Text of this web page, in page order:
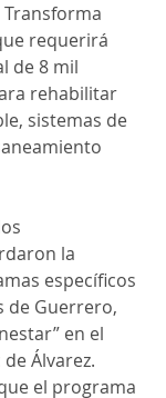
Transforma
requerirá
de 8 mil
rehabilitar
sistemas de
la
específicos
de Guerrero,
en el
Álvarez.
el programa